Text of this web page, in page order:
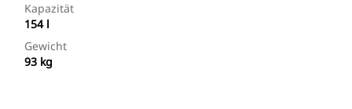
Kapazität
154 l
Gewicht
93 kg